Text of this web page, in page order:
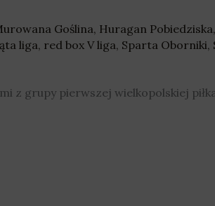
Goślina, Huragan Pobiedziska,
liga, red box V liga, Sparta Oborniki,
z grupy pierwszej wielkopolskiej